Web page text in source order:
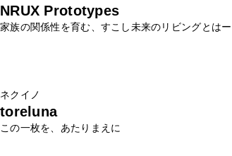
NRUX Prototypes
家族の関係性を育む、すこし未来のリビングとはー
ネクイノ
toreluna
この一枚を、あたりまえに